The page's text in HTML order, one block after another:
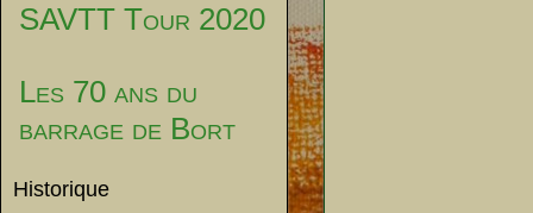
SAVTT Tour 2020
Les 70 ans du
barrage de Bort
Historique